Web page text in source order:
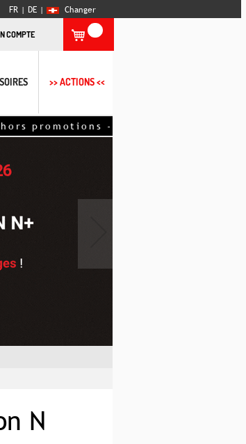
FR | DE | Changer
COMPTE
>> ACTIONS <<
déduits directement sur la
N